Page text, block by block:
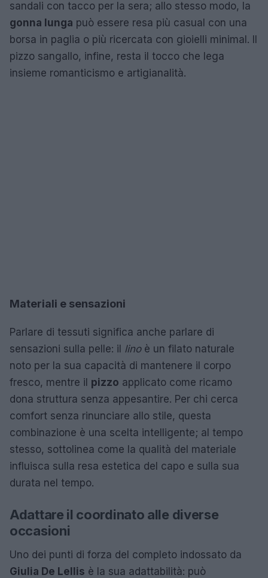
sandali con tacco per la sera; allo stesso modo, la
gonna lunga può essere resa più casual con una
borsa in paglia o più ricercata con gioielli minimal. Il
pizzo sangallo, infine, resta il tocco che lega
insieme romanticismo e artigianalità.
Materiali e sensazioni
Parlare di tessuti significa anche parlare di
sensazioni sulla pelle: il linoè un filato naturale
noto per la sua capacità di mantenere il corpo
fresco, mentre il pizzo applicato come ricamo
dona struttura senza appesantire. Per chi cerca
comfort senza rinunciare allo stile, questa
combinazione è una scelta intelligente; al tempo
stesso, sottolinea come la qualità del materiale
influisca sulla resa estetica del capo e sulla sua
durata nel tempo.
Adattare il coordinato alle diverse
occasioni
Uno dei punti di forza del completo indossato da
Giulia De Lellis è la sua adattabilità: può